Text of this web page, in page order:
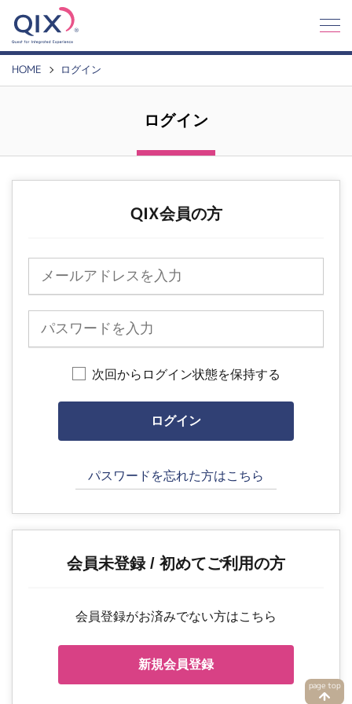
Q
X
HOME
ログイン
ログイン
QIX会員の方
次回からログイン状態を保持する
パスワードを忘れた方はこちら
会員未登録 / 初めてご利用の方
会員登録がお済みでない方はこちら
新規会員登録
page top